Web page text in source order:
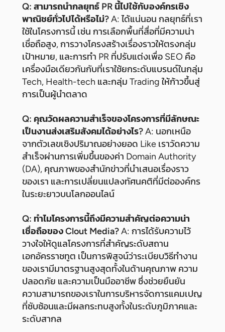
Q: สามารถนำกลยุทธ์ PR นี้ไปใช้กับองค์กรเชิง
พาณิชย์ทั่วไปได้หรือไม่?A: ได้แน่นอน กลยุทธ์ที่เรา
ใช้ในโครงการนี้ เช่น การเลือกพื้นที่สื่อที่มีความน่า
เชื่อถือสูง, การวางโครงสร้างเรื่องราวให้ตรงกลุ่ม
เป้าหมาย, และการทำ PR ที่ปรับแต่งเพื่อ SEO คือ
เครื่องมือเดียวกันกับที่เราใช้ยกระดับแบรนด์ในกลุ่ม
Tech, Health-tech และกลุ่ม Trading ให้ก้าวขึ้นสู่
การเป็นผู้นำตลาด
Q: คุณวัดผลความสำเร็จของโครงการที่มีลักษณะ
เป็นงานส่งเสริมสังคมได้อย่างไร?A: นอกเหนือ
จากตัวเลขเชิงปริมาณอย่างยอด Like เราวัดความ
สำเร็จผ่านการเพิ่มขึ้นของค่า Domain Authority
(DA), คุณภาพของสำนักข่าวที่นำเสนอเรื่องราว
ของเรา และการเปลี่ยนแปลงทัศนคติที่มีต่อองค์กร
ในระยะยาวบนโลกออนไลน์
Q: ทำไมโครงการนี้ถึงมีความสำคัญต่อความน่า
เชื่อถือของ Clout Media?A: การได้รับความไว้
วางใจให้ดูแลโครงการที่สำคัญระดับสถาน
เอกอัครราชทูต เป็นการพิสูจน์ว่าระเบียบวิธีทำงาน
ของเรามีมาตรฐานสูงสุดทั้งในด้านคุณภาพ ความ
ปลอดภัย และความเป็นมืออาชีพ ซึ่งช่วยยืนยัน
ความสามารถของเราในการบริหารจัดการแคมเปญ
ที่ซับซ้อนและมีผลกระทบสูงทั้งในระดับภูมิภาคและ
ระดับสากล